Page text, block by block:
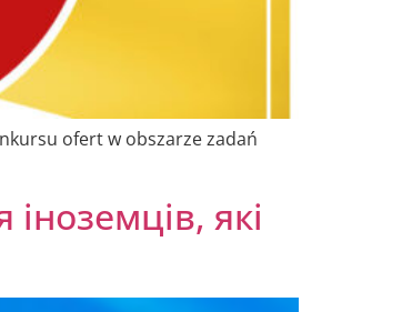
ofert w obszarze zadań
які